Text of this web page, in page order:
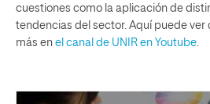
cuestiones como la aplicación de
tendencias del sector. Aquí puede ver
más en el canal de UNIR en Youtube.